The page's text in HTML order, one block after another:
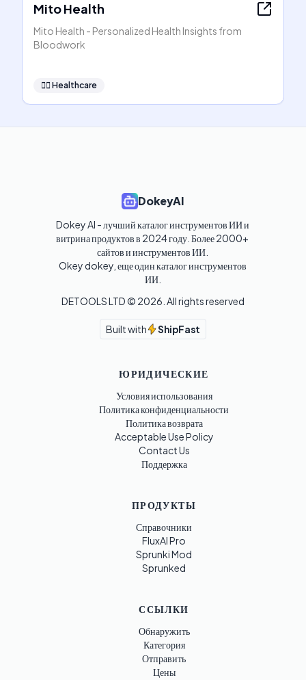
Mito Health
Mito Health - Personalized Health Insights from
Bloodwork
👩‍⚕️ Healthcare
DokeyAI
Dokey AI - лучший каталог инструментов ИИ и
витрина продуктов в 2024 году. Более 2000+
сайтов и инструментов ИИ.
Okey dokey, еще один каталог инструментов
ИИ.
DETOOLS LTD © 2026 . All rights reserved
Built with ShipFast
ЮРИДИЧЕСКИЕ
Условия использования
Политика конфиденциальности
Политика возврата
Acceptable Use Policy
Contact Us
Поддержка
ПРОДУКТЫ
Справочники
FluxAI Pro
Sprunki Mod
Sprunked
ССЫЛКИ
Обнаружить
Категория
Отправить
Цены